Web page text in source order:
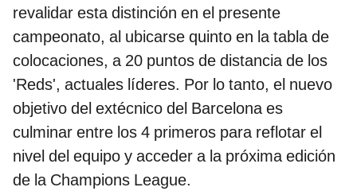
revalidar esta distinción en el presente
campeonato, al ubicarse quinto en la tabla de
colocaciones, a 20 puntos de distancia de los
'Reds', actuales líderes. Por lo tanto, el nuevo
objetivo del extécnico del Barcelona es
culminar entre los 4 primeros para reflotar el
nivel del equipo y acceder a la próxima edición
de la Champions League.